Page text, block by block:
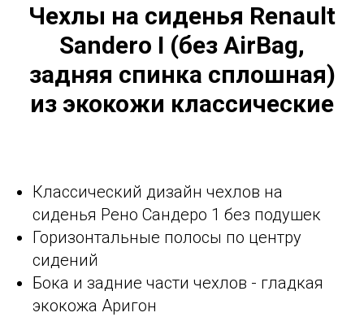
Чехлы на сиденья Renault
Sandero I (без AirBag,
задняя спинка сплошная)
из экокожи классические
Классический дизайн чехлов на
сиденья Рено Сандеро 1 без подушек
Горизонтальные полосы по центру
сидений
Бока и задние части чехлов - гладкая
экокожа Аригон